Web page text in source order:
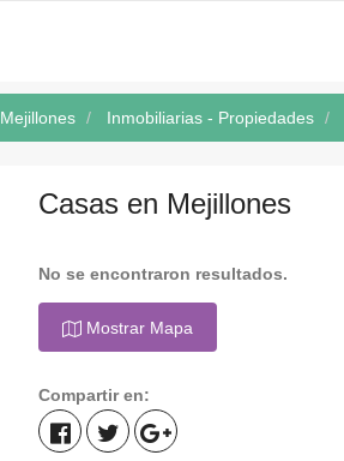
Mejillones Inmobiliarias - Propiedades
Casas en Mejillones
No se encontraron resultados.
Mostrar Mapa
Compartir en: